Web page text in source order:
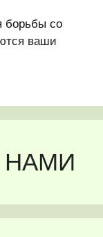
борьбы со
ваши
НАМИ